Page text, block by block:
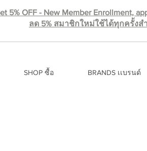
5% OFF - New Member Enrollment,
ลด 5% สมาชิกใหม่ใช้ได้ทุกครั้งส
SHOP ซื้อ BRANDS เเบรนด์